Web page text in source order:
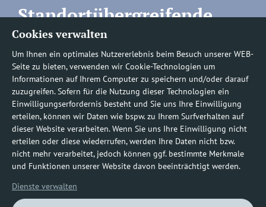
Cookies verwalten
Um Ihnen ein optimales Nutzererlebnis beim Besuch unserer WEB-
Seite zu bieten, verwenden wir Cookie-Technologien um
Informationen auf Ihrem Computer zu speichern und/oder darauf
zuzugreifen. Sofern für die Nutzung dieser Technologien ein
Einwilligungserfordernis besteht und Sie uns Ihre Einwilligung
erteilen, können wir Daten wie bspw. zu Ihrem Surfverhalten auf
dieser Website verarbeiten. Wenn Sie uns Ihre Einwilligung nicht
erteilen oder diese wiederrufen, werden Ihre Daten nicht bzw.
nicht mehr verarbeitet, jedoch können ggf. bestimmte Merkmale
und Funktionen unserer Website davon beeinträchtigt werden.
Dienste verwalten
Standortübergreifende
Rufnummern
Befundauskünfte/
Nachforderungen
0800 1219100-10